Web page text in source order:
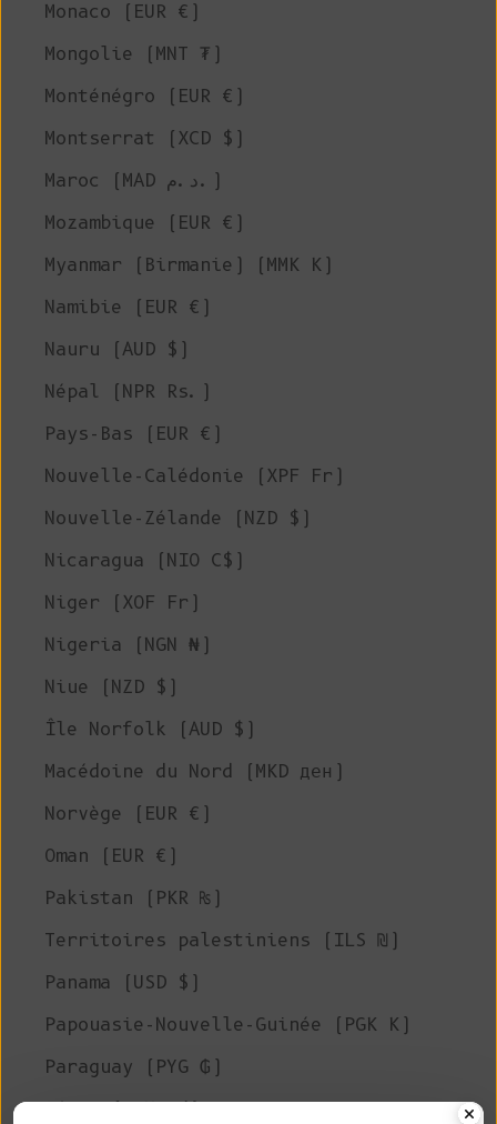
Monaco (EUR €)
Mongolie (MNT ₮)
Monténégro (EUR €)
Montserrat (XCD $)
Maroc (MAD د.م.)
Mozambique (EUR €)
Myanmar (Birmanie) (MMK K)
Namibie (EUR €)
Nauru (AUD $)
Népal (NPR Rs.)
Pays-Bas (EUR €)
Nouvelle-Calédonie (XPF Fr)
Nouvelle-Zélande (NZD $)
Nicaragua (NIO C$)
Niger (XOF Fr)
Nigeria (NGN ₦)
Niue (NZD $)
Île Norfolk (AUD $)
Macédoine du Nord (MKD ден)
Norvège (EUR €)
Oman (EUR €)
Pakistan (PKR ₨)
Territoires palestiniens (ILS ₪)
Panama (USD $)
Papouasie-Nouvelle-Guinée (PGK K)
Paraguay (PYG ₲)
Pérou (PEN S/)